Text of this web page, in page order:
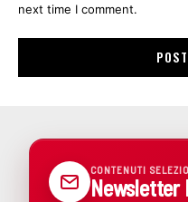
next time I comment.
CONTENUTI